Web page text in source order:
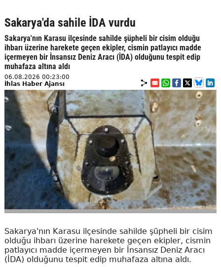
Sakarya'da sahile İDA vurdu
Sakarya'nın Karasu ilçesinde sahilde şüpheli bir cisim olduğu
ihbarı üzerine harekete geçen ekipler, cismin patlayıcı madde
içermeyen bir İnsansız Deniz Aracı (İDA) olduğunu tespit edip
muhafaza altına aldı
06.08.2026 00:23:00
İhlas Haber Ajansı
Sakarya'nın Karasu ilçesinde sahilde şüpheli bir cisim
olduğu ihbarı üzerine harekete geçen ekipler, cismin
patlayıcı madde içermeyen bir İnsansız Deniz Aracı
(İDA) olduğunu tespit edip muhafaza altına aldı.